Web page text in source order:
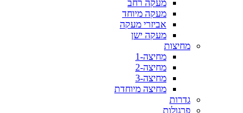
מעקה רחב
מעקה מיוחד
אביזרי מעקה
מעקה ישן
מחיצות
מחיצה-1
מחיצה-2
מחיצה-3
מחיצה מיוחדת
גדרות
פרגולות